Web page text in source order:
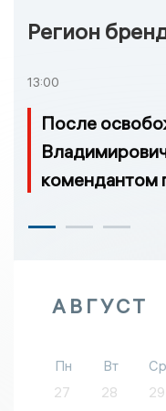
Регион
13:00
После
комендантом
АВГУСТ
Пн Вт Ср
27
28 29